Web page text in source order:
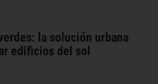
la solución urbana
edificios del sol